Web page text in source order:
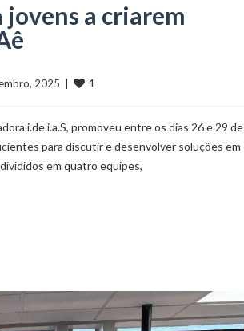
jovens a criarem
2025  |
1
i.de.i.a.S, promoveu entre os dias 26 e 29 de
para discutir e desenvolver soluções em
em quatro equipes,